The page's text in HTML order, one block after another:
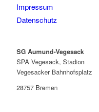
Impressum
Datenschutz
SG Aumund-Vegesack
SPA Vegesack, Stadion
Vegesacker Bahnhofsplatz
28757 Bremen